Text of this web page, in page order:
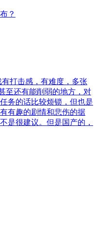
？
打击感，有难度，多张
至还有能削弱的地方，对
务的话比较烦锁，但也是
有趣的剧情和悲伤的据
是很建议。但是国产的，